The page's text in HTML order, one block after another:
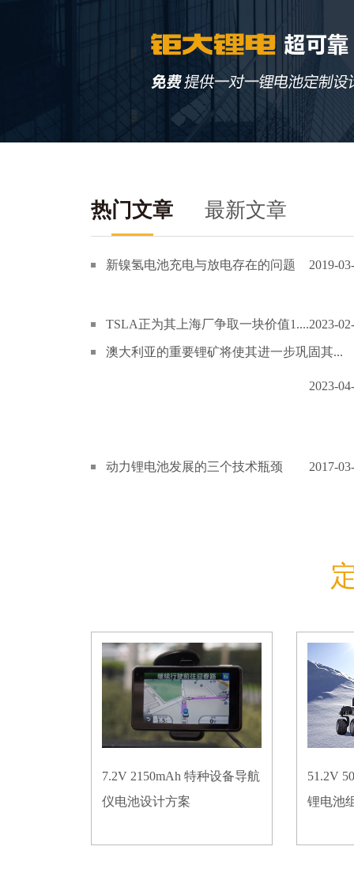
热门文章 最新文章
新镍氢电池充电与放电存在的问题 2019-
TSLA正为其上海厂争取一块价值1....2023-
澳大利亚的重要锂矿将使其进一步巩固其...
2023-
动力锂电池发展的三个技术瓶颈 2017-
7.2V 2150mAh 特种设备导航
仪电池设计方案
51.2V
锂电池